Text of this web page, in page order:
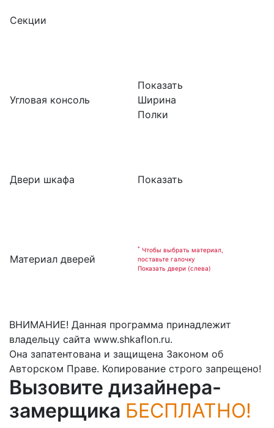
Секции
Угловая консоль
Двери шкафа
Материал дверей
Показать
Ширина
Полки
Показать
* Чтобы выбрать материал,
поставьте галочку
Показать двери (слева)
ВНИМАНИЕ! Данная программа принадлежит
владельцу сайта www.shkaflon.ru.
Она запатентована и защищена Законом об
Авторском Праве. Копирование строго запрещено!
Вызовите дизайнера-
замерщика БЕСПЛАТНО!